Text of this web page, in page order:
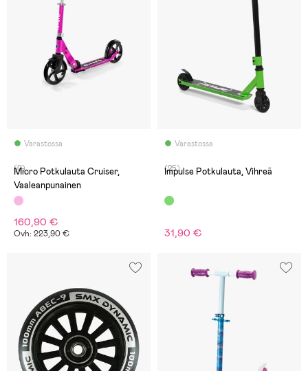
Varastossa
(0)
Micro Potkulauta Cruiser,
Vaaleanpunainen
160,90 €
Ovh: 223,90 €
Varastossa
(25)
Impulse Potkulauta, Vihreä
31,90 €